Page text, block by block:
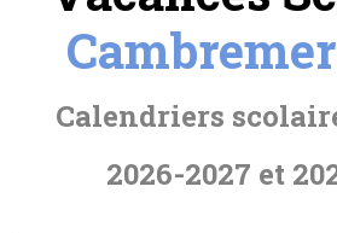
Cambremer
Calendriers
2026-2027 et